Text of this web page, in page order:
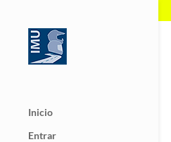
Inicio
Entrar